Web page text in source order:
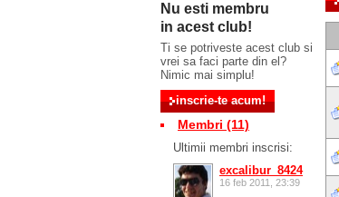
Nu esti membru
in acest club!
Ti se potriveste acest club si
vrei sa faci parte din el?
Nimic mai simplu!
Membri (11)
Ultimii membri inscrisi:
excalibur_8424
16 feb 2011, 23:39